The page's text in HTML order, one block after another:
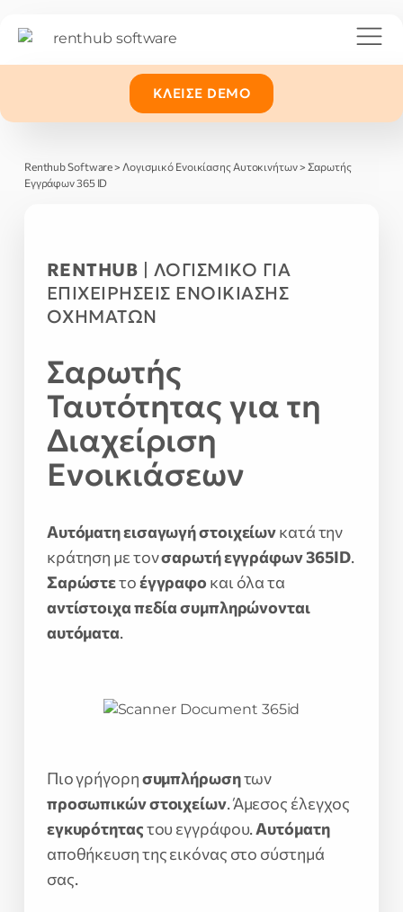
ΚΛΕΊΣΕ DEMO
Renthub Software> Λογισμικό Ενοικίασης Αυτοκινήτων> Σαρωτής
Εγγράφων 365 ID
RENTHUB | ΛΟΓΙΣΜΙΚΟ ΓΙΑ
ΕΠΙΧΕΙΡΗΣΕΙΣ ΕΝΟΙΚΙΑΣΗΣ
ΟΧΗΜΑΤΩΝ
Σαρωτής
Ταυτότητας για τη
Διαχείριση
Ενοικιάσεων
Αυτόματη εισαγωγή στοιχείωνκατά την
κράτηση με τονσαρωτή εγγράφων 365ID.
Σαρώστετοέγγραφο και όλα τα
αντίστοιχα πεδίασυμπληρώνονται
αυτόματα.
Πιο γρήγορησυμπλήρωσητων
προσωπικών στοιχείων. Άμεσος έλεγχος
εγκυρότηταςτου εγγράφου.Αυτόματη
αποθήκευση της εικόνας στο σύστημά
σας.